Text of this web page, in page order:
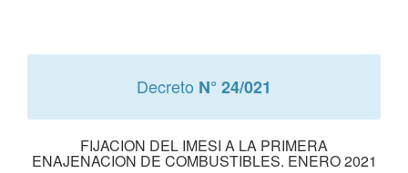
Decreto N° 24/021
FIJACION DEL IMESI A LA PRIMERA
ENAJENACION DE COMBUSTIBLES. ENERO 2021